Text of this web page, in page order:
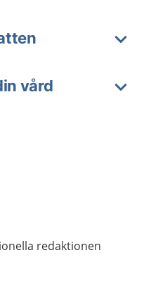
vård
redaktionen